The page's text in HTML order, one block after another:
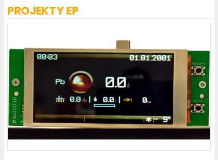
PROJEKTY EP